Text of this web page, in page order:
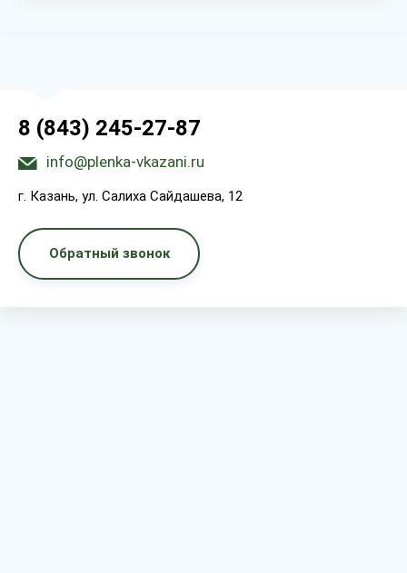
8 (843) 245-27-87
info@plenka-vkazani.ru
г. Казань, ул. Салиха Сайдашева, 12
Обратный звонок